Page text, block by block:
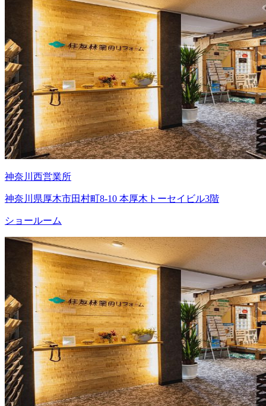
神奈川西営業所
神奈川県厚木市田村町8-10 本厚木トーセイビル3階
ショールーム